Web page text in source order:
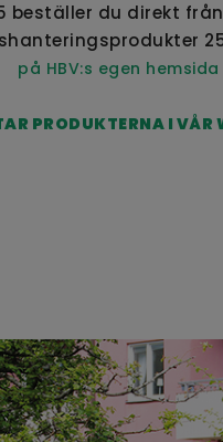
beställer du direkt från
på HBV:s egen hemsida
PRODUKTERNA I VÅR